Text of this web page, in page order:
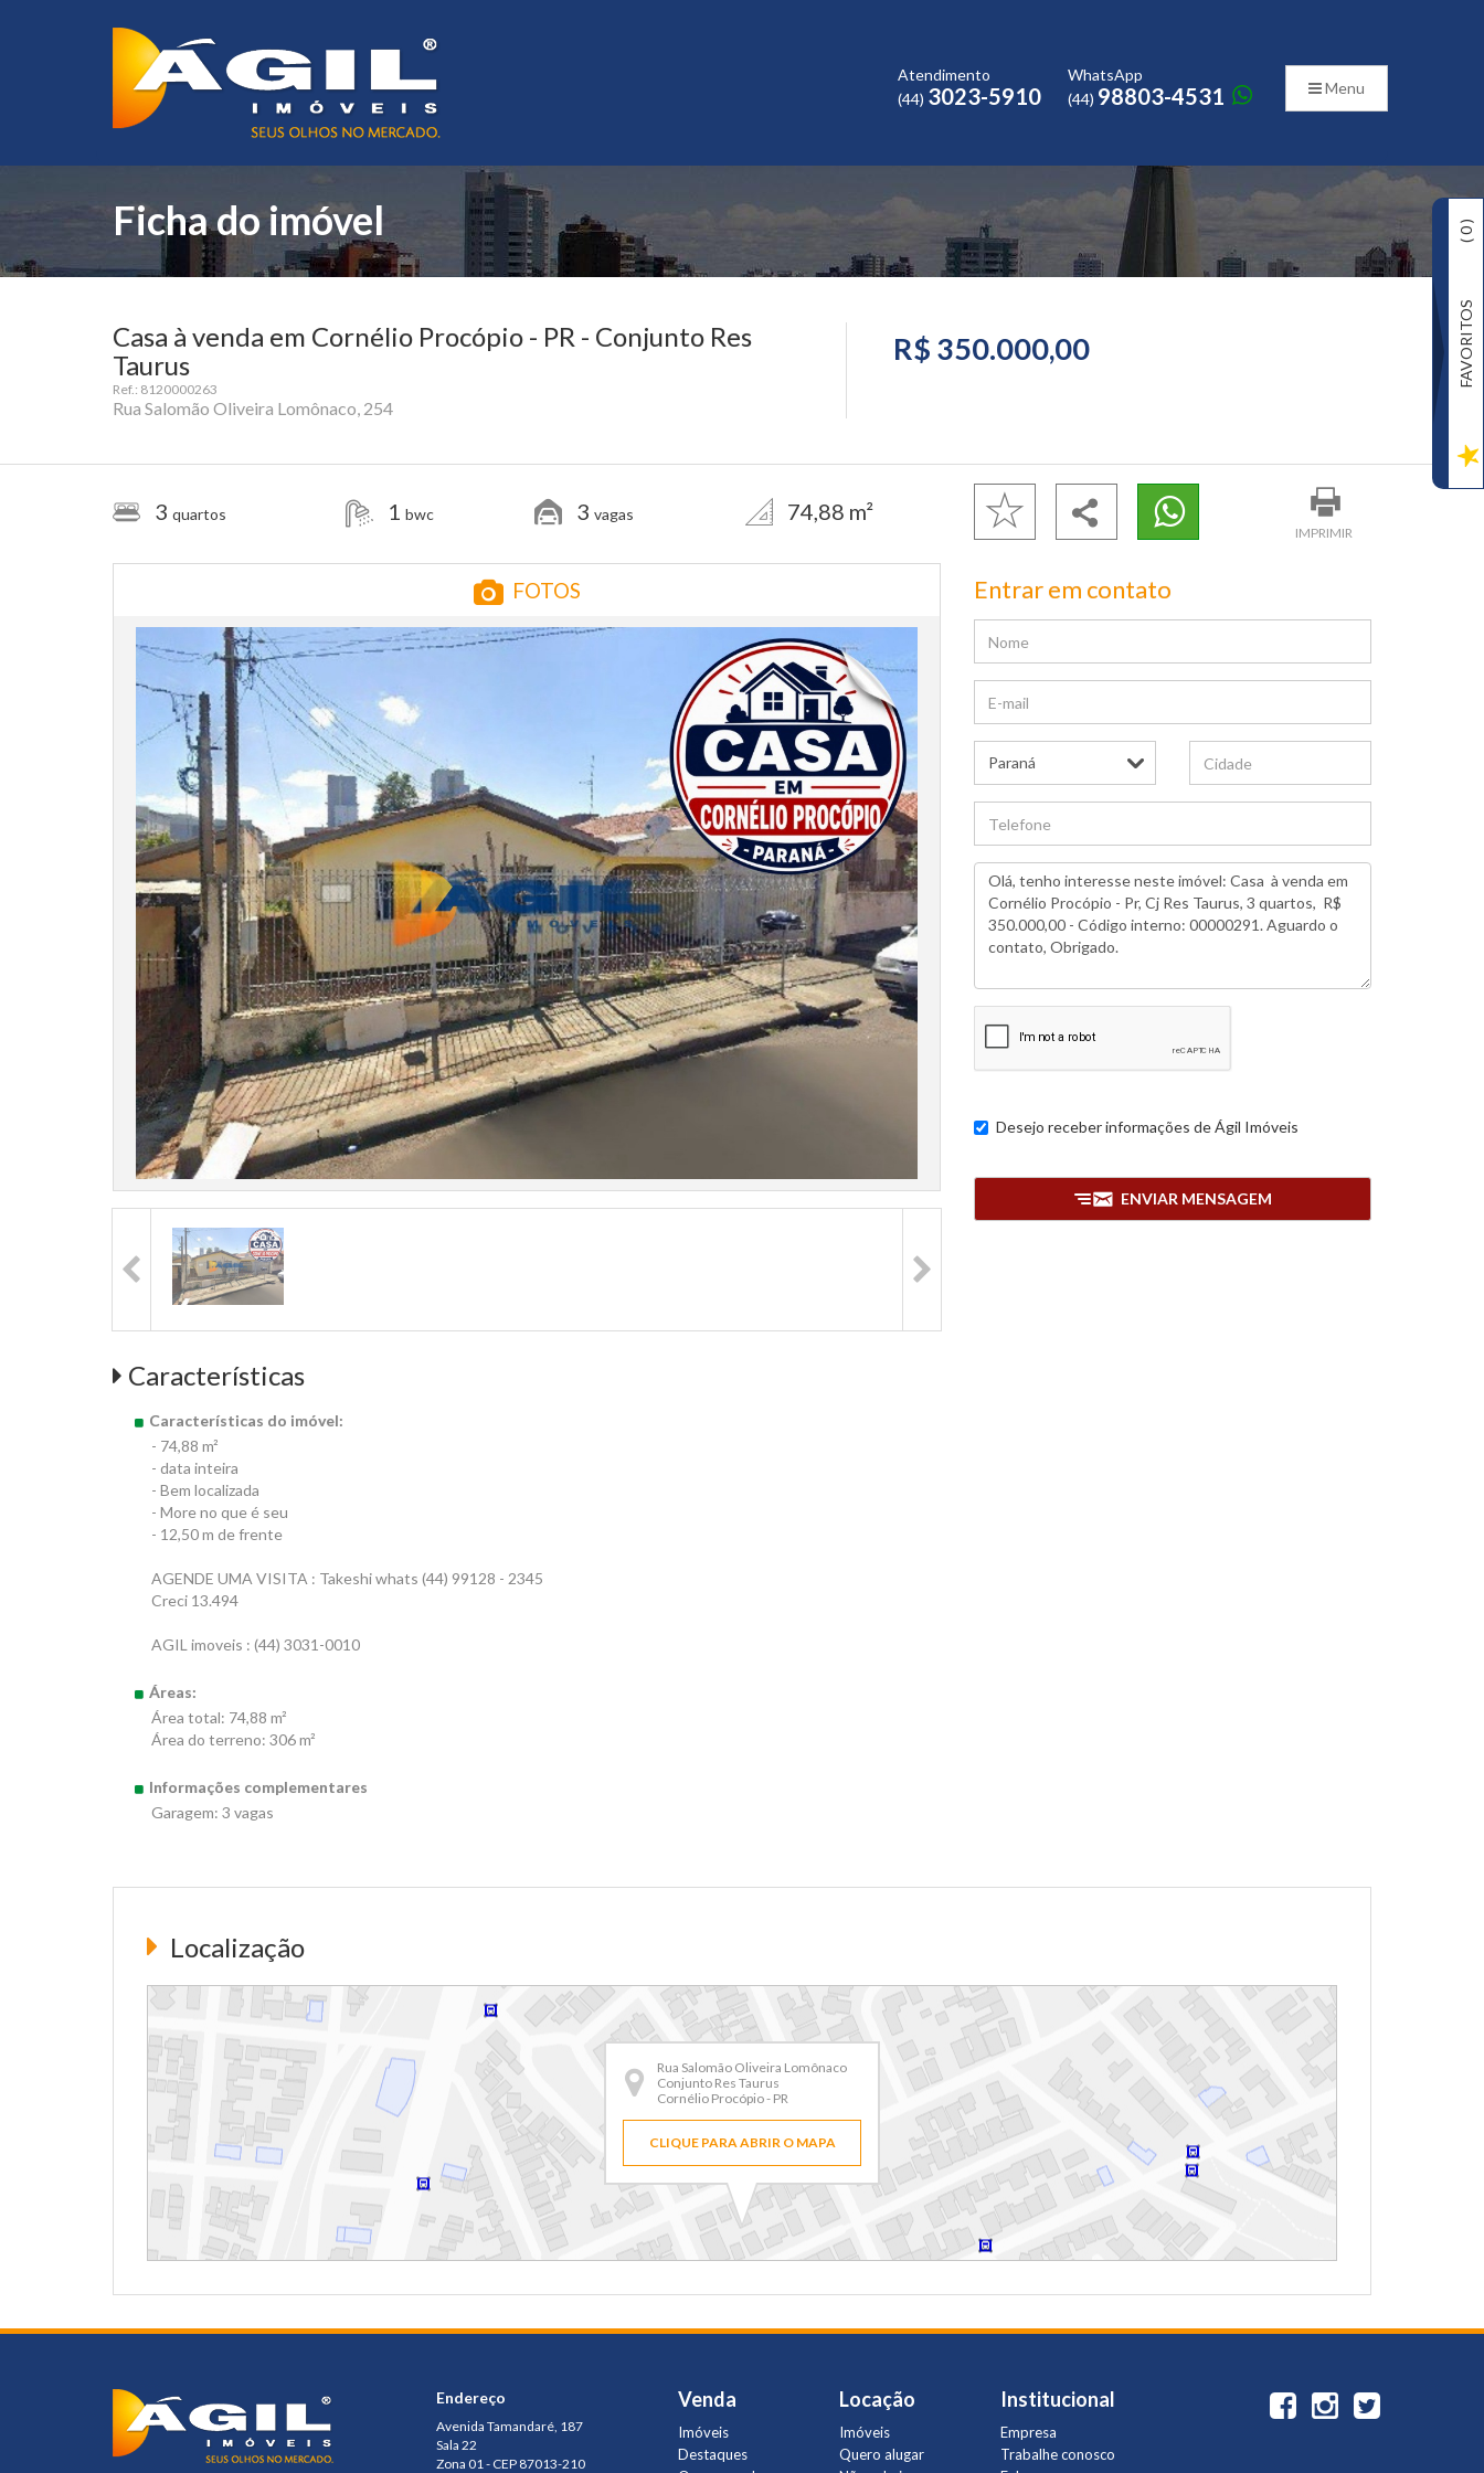
Menu
Atendimento
(44) 3023-5910
WhatsApp
(44) 98803-4531
Ficha do imóvel
Casa à venda em Cornélio Procópio - PR - Conjunto Res
Taurus
Ref.: 8120000263
Rua Salomão Oliveira Lomônaco, 254
R$ 350.000,00
3 quartos 1 bwc 3 vagas 74,88 m²
FOTOS
IMPRIMIR
Entrar em contato
Desejo receber informações deÁgil Imóveis
ENVIAR MENSAGEM
Características
Características do imóvel:
- 74,88 m²
- data inteira
- Bem localizada
- More no que é seu
- 12,50 m de frente
AGENDE UMA VISITA : Takeshi whats (44) 99128 - 2345
Creci 13.494
AGIL imoveis : (44) 3031-0010
Áreas:
Área total: 74,88 m²
Área do terreno: 306 m²
Informações complementares
Garagem: 3 vagas
Localização
Rua Salomão Oliveira Lomônaco
Conjunto Res Taurus
Cornélio Procópio - PR
CLIQUE PARA ABRIR O MAPA
FAVORITOS
(
0
)
Endereço
Avenida Tamandaré, 187
Sala 22
Zona 01 - CEP 87013-210
Venda
Imóveis
Destaques
Locação
Imóveis
Quero alugar
Institucional
Empresa
Trabalhe conosco